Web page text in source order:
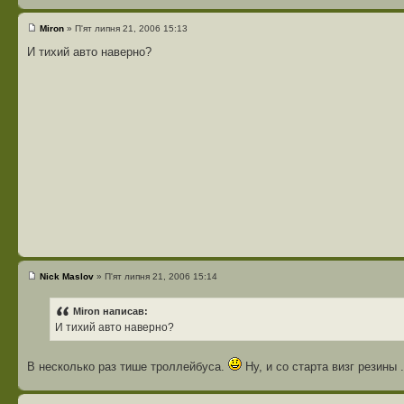
Miron » П'ят липня 21, 2006 15:13
И тихий авто наверно?
Nick Maslov » П'ят липня 21, 2006 15:14
Miron написав:
И тихий авто наверно?
В несколько раз тише троллейбуса. Ну, и со старта визг